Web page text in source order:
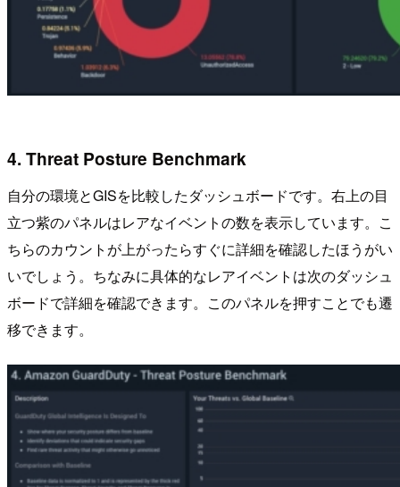
4. Threat Posture Benchmark
自分の環境とGISを比較したダッシュボードです。右上の目
立つ紫のパネルはレアなイベントの数を表示しています。こ
ちらのカウントが上がったらすぐに詳細を確認したほうがい
いでしょう。ちなみに具体的なレアイベントは次のダッシュ
ボードで詳細を確認できます。このパネルを押すことでも遷
移できます。